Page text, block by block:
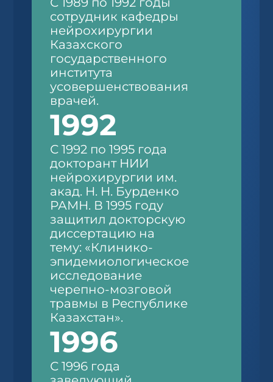
сотрудник кафедры
нейрохирургии
Казахского
государственного
института
усовершенствования
врачей.
1992
С 1992 по 1995 года
докторант НИИ
нейрохирургии им.
акад. Н. Н. Бурденко
РАМН. В 1995 году
защитил докторскую
диссертацию на
тему: «Клинико-
эпидемиологическое
исследование
черепно-мозговой
травмы в Республике
Казахстан».
1996
С 1996 года